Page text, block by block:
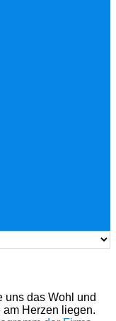
uns das Wohl und
Herzen liegen.